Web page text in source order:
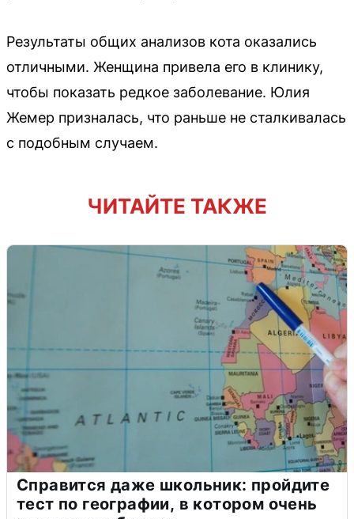
Результаты общих анализов кота оказались
отличными. Женщина привела его в клинику,
чтобы показать редкое заболевание. Юлия
Жемер призналась, что раньше не сталкивалась
с подобным случаем.
ЧИТАЙТЕ ТАКЖЕ
Справится даже школьник: пройдите
тест по географии, в котором очень